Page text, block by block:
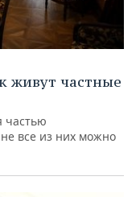
живут частные
частью
все из них можно